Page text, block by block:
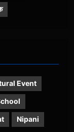
Event
Nipani